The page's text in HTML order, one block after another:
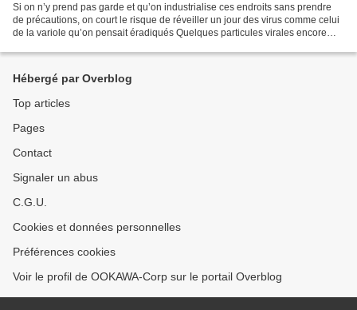
Si on n’y prend pas garde et qu’on industrialise ces endroits sans prendre
de précautions, on court le risque de réveiller un jour des virus comme celui
de la variole qu’on pensait éradiqués Quelques particules virales encore
Hébergé par Overblog
Top articles
Pages
Contact
Signaler un abus
C.G.U.
Cookies et données personnelles
Préférences cookies
Voir le profil de OOKAWA-Corp sur le portail Overblog